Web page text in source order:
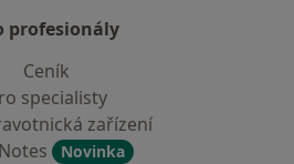
profesionály
Ceník
specialisty
zařízení
Novinka